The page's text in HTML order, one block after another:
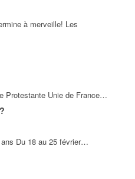
à merveille! Les
Protestante Unie de France…
Du 18 au 25 février…